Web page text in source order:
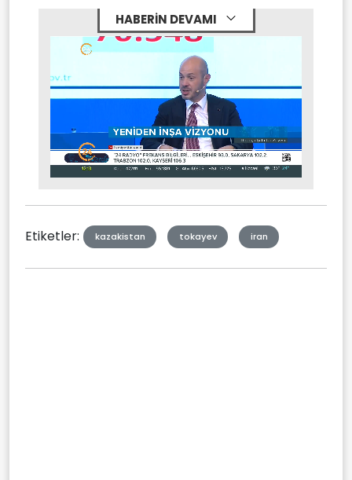
HABERİN DEVAMI
Mute Stream
Etiketler: kazakistan tokayev iran